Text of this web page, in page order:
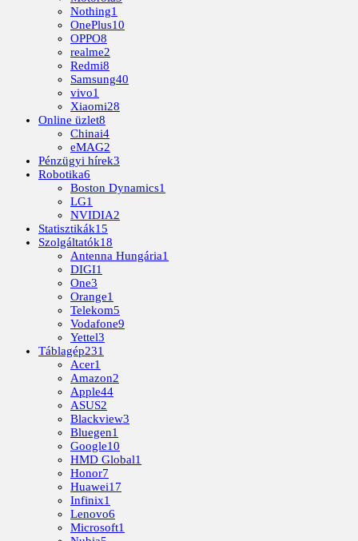
Nothing1
OnePlus10
OPPO8
realme2
Redmi8
Samsung40
vivo1
Xiaomi28
Online üzlet8
Chinai4
eMAG2
Pénzügyi hírek3
Robotika6
Boston Dynamics1
LG1
NVIDIA2
Statisztikák15
Szolgáltatók18
Antenna Hungária1
DIGI1
One3
Orange1
Telekom5
Vodafone9
Yettel3
Táblagép231
Acer1
Amazon2
Apple44
ASUS2
Blackview3
Bluegen1
Google10
HMD Global1
Honor7
Huawei17
Infinix1
Lenovo6
Microsoft1